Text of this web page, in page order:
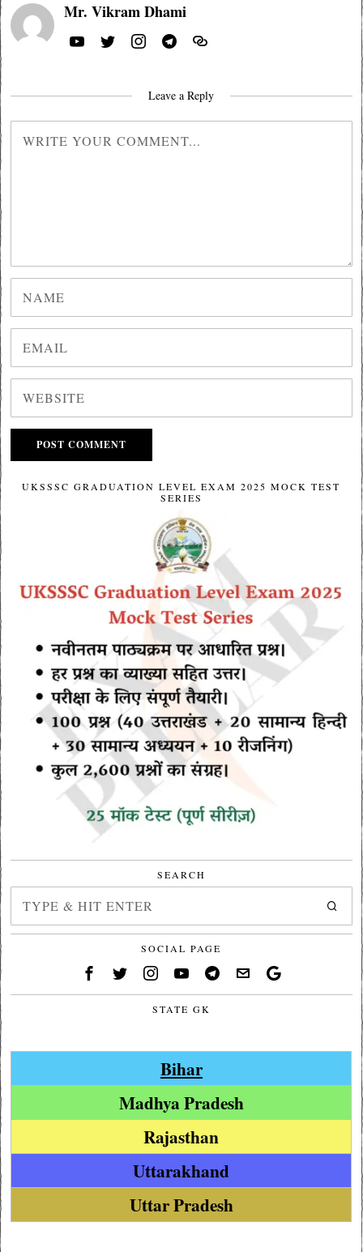
Mr. Vikram Dhami
Leave a Reply
UKSSSC GRADUATION LEVEL EXAM 2025 MOCK TEST
SERIES
SEARCH
SOCIAL PAGE
STATE GK
Bihar
Madhya Pradesh
Rajasthan
Uttarakhand
Uttar Pradesh